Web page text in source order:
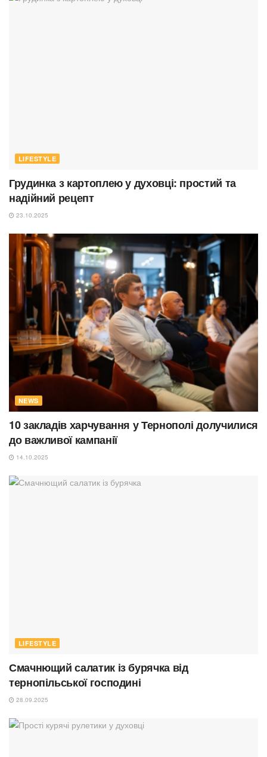
LIFESTYLE
Грудинка з картоплею у духовці: простий та
надійний рецепт
23.10.2025
NEWS
10 закладів харчування у Тернополі долучилися
до важливої кампанії
14.10.2025
LIFESTYLE
Смачнющий салатик із бурячка від
тернопільської господині
28.09.2025